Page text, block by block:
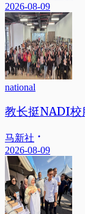
2026-08-09
national
教长挺NADI校
马新社
2026-08-09